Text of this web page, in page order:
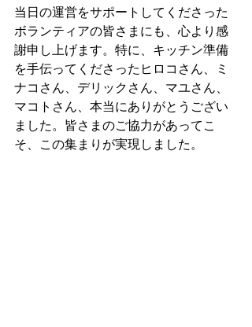
当日の運営をサポートしてくださった
ボランティアの皆さまにも、心より感
謝申し上げます。特に、キッチン準備
を手伝ってくださったヒロコさん、ミ
ナコさん、デリックさん、マユさん、
マコトさん、本当にありがとうござい
ました。皆さまのご協力があってこ
そ、この集まりが実現しました。